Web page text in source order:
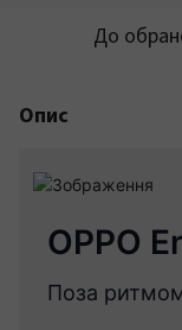
До
Опис
OPPO
Поза